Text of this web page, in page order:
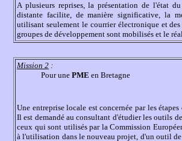
A plusieurs reprises, la présentation de l'état
distante facilite, de manière significative, la
utilisant seulement le courrier électronique et
groupes de développement sont mobilisés et le
Mission 2 :
Pour une PME en Bretagne
Une entreprise locale est concernée par les
Il est demandé au consultant d'étudier les outils
ceux qui sont utilisés par la Commission
à l'utilisation dans le nouveau projet, d'un outil